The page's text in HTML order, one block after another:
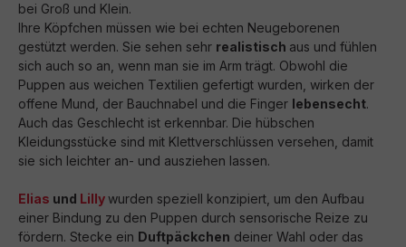
bei Groß und Klein.
Ihre Köpfchen müssen wie bei echten Neugeborenen
gestützt werden. Sie sehen sehr realistisch aus und fühlen
sich auch so an, wenn man sie im Arm trägt. Obwohl die
Puppen aus weichen Textilien gefertigt wurden, wirken der
offene Mund, der Bauchnabel und die Finger lebensecht.
Auch das Geschlecht ist erkennbar. Die hübschen
Kleidungsstücke sind mit Klettverschlüssen versehen, damit
sie sich leichter an- und ausziehen lassen.
Elias und Lillywurden speziell konzipiert, um den Aufbau
einer Bindung zu den Puppen durch sensorische Reize zu
fördern. Stecke ein Duftpäckchen deiner Wahl oder das